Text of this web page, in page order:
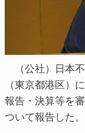
（公社）日本
（東京都港区）
報告・決算等を
ついて報告した。